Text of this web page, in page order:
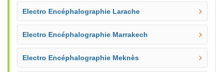
Electro Encéphalographie Larache
Electro Encéphalographie Marrakech
Electro Encéphalographie Meknès